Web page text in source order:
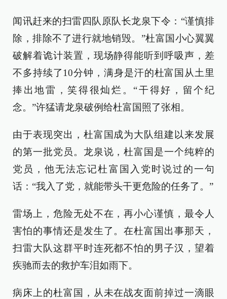
闻讯赶来的扫雷四队原队长龙泉下令：“谨慎排
除，排除不了进行就地销毁。”杜富国小心翼翼
破解着诡计装置，现场静得能听到呼吸声，差
不多持续了10分钟，满身是汗的杜富国从土里
捧出地雷，笑得很灿烂。“干得好，留个纪
念。”许猛请龙泉破例给杜富国照了张相。
由于表现突出，杜富国成为大队组建以来发展
的第一批党员。龙泉说，杜富国是一个纯粹的
党员，他无法忘记杜富国入党时说过的一句
话：“我入了党，就能带头干更危险的任务了。”
雷场上，危险无处不在，再小心谨慎，最令人
害怕的事情还是发生了。在杜富国出事那天，
扫雷大队这群平时连死都不怕的男子汉，望着
疾驰而去的救护车泪如雨下。
病床上的杜富国，从未在战友面前掉过一滴眼